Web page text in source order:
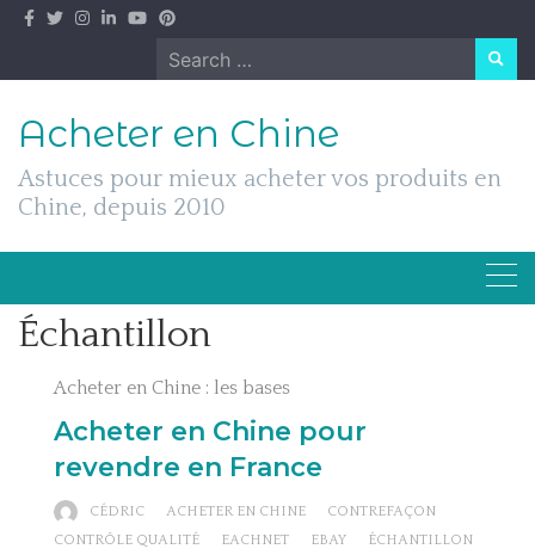
Skip
Search
for:
Acheter en Chine
Astuces pour mieux acheter vos produits en
Chine, depuis 2010
Échantillon
Acheter en Chine : les bases
Acheter en Chine pour
revendre en France
CÉDRIC ACHETER EN CHINE
CONTREFAÇON
CONTRÔLE QUALITÉ
EACHNET EBAY
ÉCHANTILLON